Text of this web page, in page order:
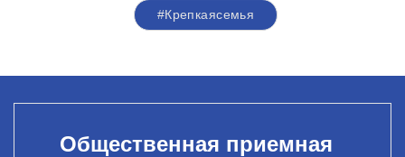
#Крепкаясемья
Общественная приемная